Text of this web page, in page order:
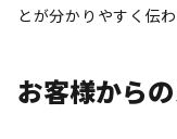
とが分かりやすく伝
お客様から